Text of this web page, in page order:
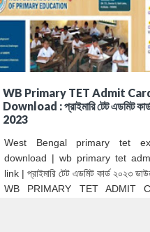
WB Primary TET Admit
Download : প্রাইমারি টেট এডমিট
2023
West Bengal primary tet
download | wb primary tet
link | প্রাইমারি টেট এডমিট কার্ড ২০২৩
WB PRIMARY TET ADMIT